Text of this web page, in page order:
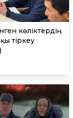
көліктердің
тіркеу